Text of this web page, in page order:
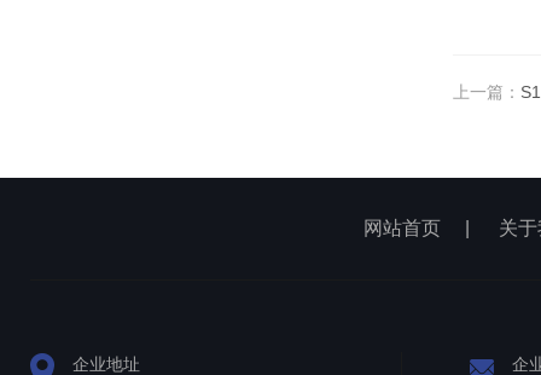
上一篇：
网站首页 关
企业地址 企